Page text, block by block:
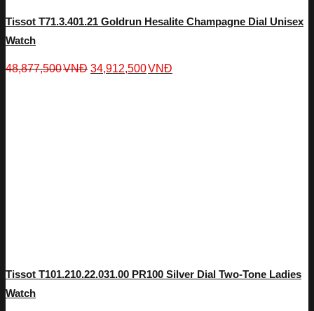
Tissot T71.3.401.21 Goldrun Hesalite Champagne Dial Unisex
Watch
48,877,500VNĐ 34,912,500VNĐ
Tissot T101.210.22.031.00 PR100 Silver Dial Two-Tone Ladies
Watch